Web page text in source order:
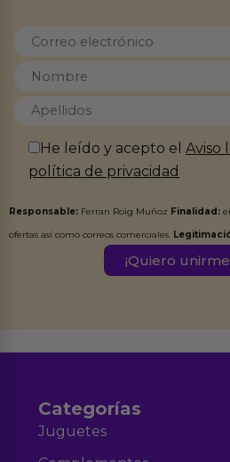
He leído y acepto elAviso
política de privacidad
Responsable: Ferran Roig Muñoz Finalidad:
ofertas así como correos comerciales.
Destinatarios:Ferran Roig
Categorías
Juguetes